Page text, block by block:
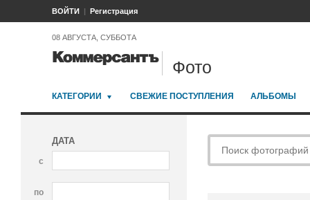
ВОЙТИ Регистрация
08 АВГУСТА, СУББОТА
Фото
КАТЕГОРИИ СВЕЖИЕ ПОСТУПЛЕНИЯ АЛЬБОМЫ
ДАТА
с
по